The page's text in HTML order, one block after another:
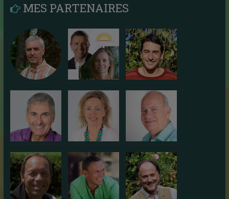
MES PARTENAIRES